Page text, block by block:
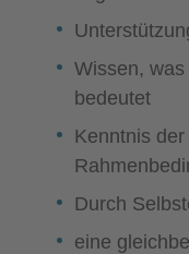
Wissen,
bedeutet
Kenntnis
Durch
eine